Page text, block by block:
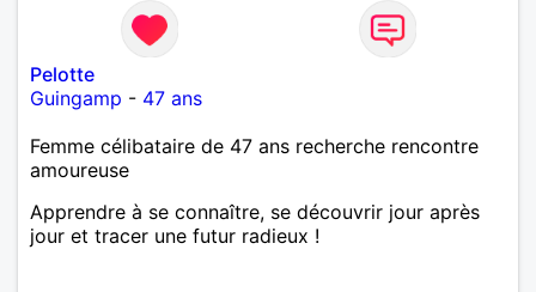
Pelotte
Guingamp - 47 ans
Femme célibataire de 47 ans recherche rencontre
amoureuse
Apprendre à se connaître, se découvrir jour après
jour et tracer une futur radieux !